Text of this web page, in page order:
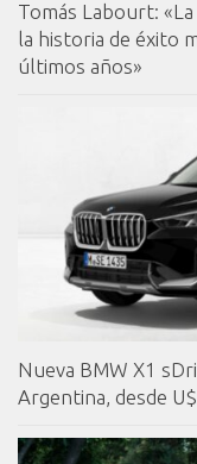
Tomás Labourt:
la historia de éxito
últimos años»
Nueva BMW X1
Argentina, desde